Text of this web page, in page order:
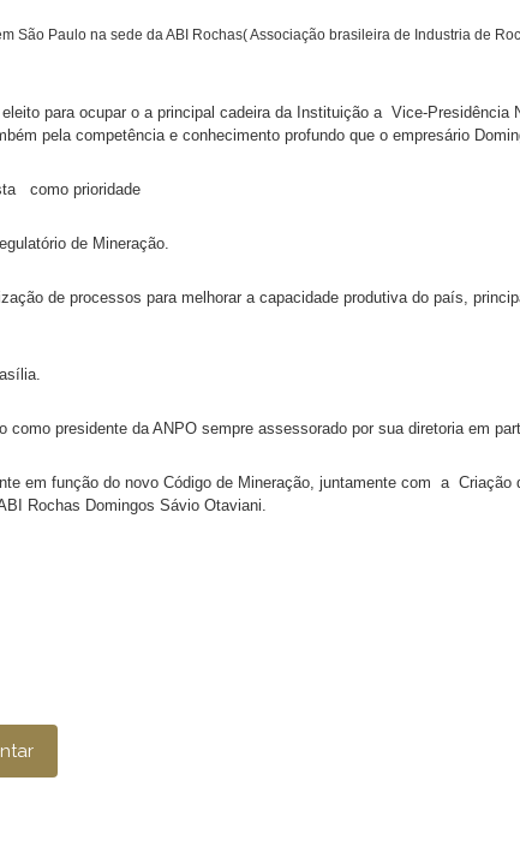
São Paulo na sede da ABI Rochas( Associação brasileira de Industria de
para ocupar o a principal cadeira da Instituição a Vice-Presidência
pela competência e conhecimento profundo que o empresário
como prioridade
de Mineração.
de processos para melhorar a capacidade produtiva do país,
presidente da ANPO sempre assessorado por sua diretoria em
em função do novo Código de Mineração, juntamente com a
Rochas Domingos Sávio Otaviani.